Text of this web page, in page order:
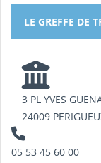
LE GREFFE DE
3 PL YVES
24009
05 53 45 60 00